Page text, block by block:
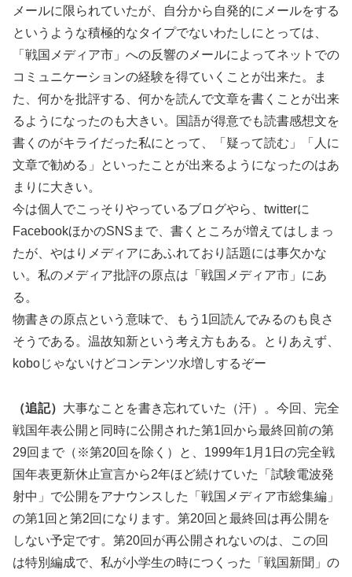
メールに限られていたが、自分から自発的にメールをする
というような積極的なタイプでないわたしにとっては、
「戦国メディア市」への反響のメールによってネットでの
コミュニケーションの経験を得ていくことが出来た。ま
た、何かを批評する、何かを読んで文章を書くことが出来
るようになったのも大きい。国語が得意でも読書感想文を
書くのがキライだった私にとって、「疑って読む」「人に
文章で勧める」といったことが出来るようになったのはあ
まりに大きい。
今は個人でこっそりやっているブログやら、twitterに
FacebookほかのSNSまで、書くところが増えてはしまっ
たが、やはりメディアにあふれており話題には事欠かな
い。私のメディア批評の原点は「戦国メディア市」にあ
る。
物書きの原点という意味で、もう1回読んでみるのも良さ
そうである。温故知新という考え方もある。とりあえず、
koboじゃないけどコンテンツ水増しするぞー
（追記） 大事なことを書き忘れていた（汗）。今回、完全
戦国年表公開と同時に公開された第1回から最終回前の第
29回まで（※第20回を除く）と、1999年1月1日の完全戦
国年表更新休止宣言から2年ほど続けていた「試験電波発
射中」で公開をアナウンスした「戦国メディア市総集編」
の第1回と第2回になります。第20回と最終回は再公開を
しない予定です。第20回が再公開されないのは、この回
は特別編成で、私が小学生の時につくった「戦国新聞」の